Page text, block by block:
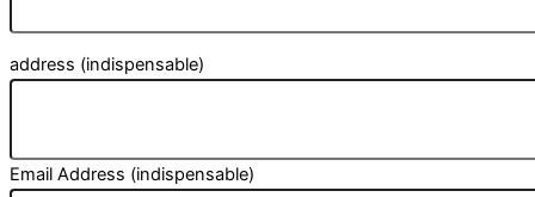
address (indispensable)
Email Address (indispensable)